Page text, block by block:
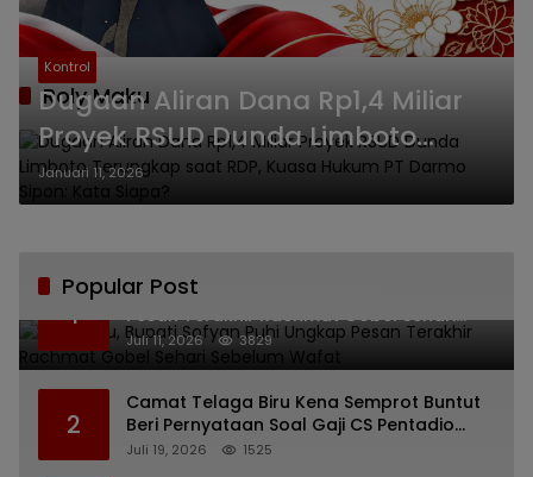
Roly Maku
Kontrol
Dugaan Aliran Dana Rp1,4 Miliar
Proyek RSUD Dunda Limboto
Terungkap saat RDP, Kuasa
Hukum PT Darmo Sipon: Kata
Januari 11, 2026
Popular Post
1
Bikin Haru, Bupati Sofyan Puhi Ungkap
Pesan Terakhir Rachmat Gobel Sehari
Sebelum Wafat
Juli 11, 2026 3829
2
Camat Telaga Biru Kena Semprot Buntut
Beri Pernyataan Soal Gaji CS Pentadio
Barat yang Nunggak
Juli 19, 2026 1525